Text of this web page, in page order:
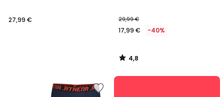
27,99 € 29,99 €
17,99 € -40%
4,8
/
SALE